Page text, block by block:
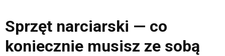
Sprzęt narciarski — co
koniecznie musisz ze sobą